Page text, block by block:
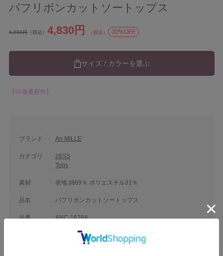
パフリボンカットソートップス
6,900円 （税込） 4,830円 （税込） 30%OFF
サイズ / カラーを選ぶ
【26春夏新作】
ブランド An MILLE
カテゴリ
26SS
Tops
素材 表地 綿69％ ポリエステル31％
品名 パフリボンカットソートップス
品番 ANC-1628A